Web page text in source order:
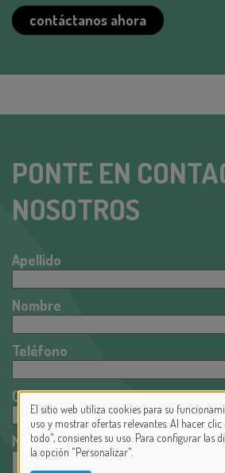
contáctanos ahora
PONTE EN
NOSOTROS
Apellido
Nombre
Teléfono
Correo electrónico
Mensaje
USE
OF
El sitio web utiliza cookies para su
uso y mostrar ofertas relevantes. Al hacer
todo", consientes su uso. Para configurar las
la opción "Personalizar".